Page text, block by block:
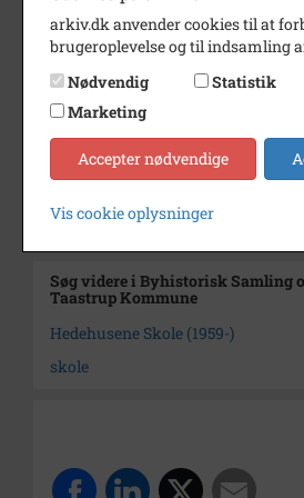
Dateringsnote
1995-2000
Se på kort
Arkiv
Byhistorisk
Høje-
Kontakt arkivet
Søg videre i Byhistorisk Samling
Taastrup Kommune
Hedehusene Skole (1959-)
skole
arkiv.dk anvender cookies til at
brugeroplevelse og til indsamling
Nødvendig
Statistik
Marketing
Accepter nødvendige
Vis cookie oplysninger